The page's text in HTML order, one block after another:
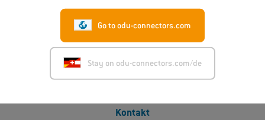
Go to odu-connectors.com
Stay on odu-connectors.com/de
Mehr lesen
Kontakt